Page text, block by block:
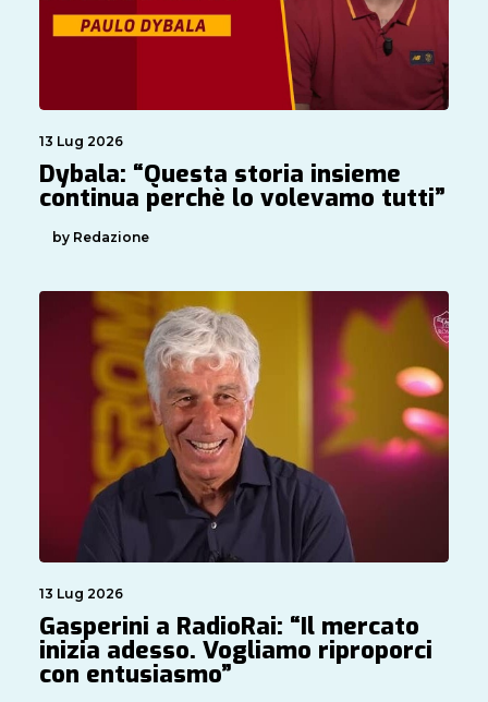
13 Lug 2026
Dybala: “Questa storia insieme
continua perchè lo volevamo tutti”
by Redazione
13 Lug 2026
Gasperini a RadioRai: “Il mercato
inizia adesso. Vogliamo riproporci
con entusiasmo”